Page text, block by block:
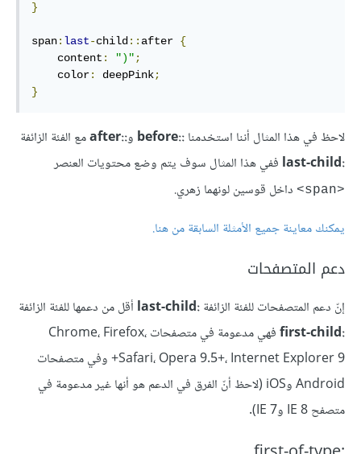
}
span: last-child:: after {
    content
: ")";
    color
: deepPink;
}
لاحظ في هذا المثال أننا استخدمنا::before و::after
مع الفئة الزائفة
:last-child
ففي هذا المثال سوف يتم وضع محتويات العنصر
<span>
داخل قوسين لونهما زهري.
يمكنك معاينة جميع الأمثلة السابقة من هنا.
دعم المتصفحات
إنّ دعم المتصفحات للفئة الزائفة:last-child
أقل من دعمها للفئة الزائفة
:first-child
فهي مدعومة في متصفحات Chrome، Firefox،
Safari، Opera 9.5+، Internet Explorer 9+ وفي متصفحات
Android وiOS (لاحظ أنّ الفرق في الدعم هو أنها غير مدعومة في
متصفح IE 8 وIE 7).